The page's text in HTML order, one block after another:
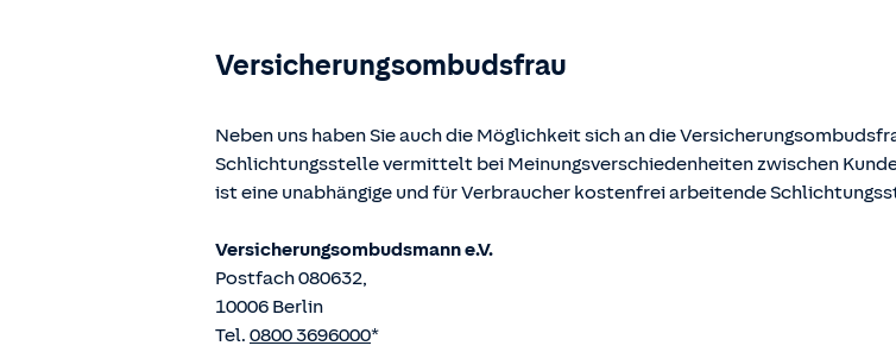
Versicherungsombudsfrau
Neben uns haben Sie auch die Möglichkeit sich an die
Schlichtungsstelle vermittelt bei Meinungsverschiedenheiten zwischen
ist eine unabhängige und für Verbraucher kostenfrei arbeitende
Versicherungsombudsmann e.V.
Postfach 080632,
10006 Berlin
Tel. 0800 3696000*